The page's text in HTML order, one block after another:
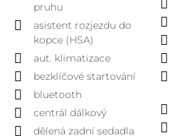
pruhu
asistent rozjezdu do
kopce (HSA)
aut. klimatizace
bezklíčové startování
bluetooth
centrál dálkový
dělená zadní sedadla